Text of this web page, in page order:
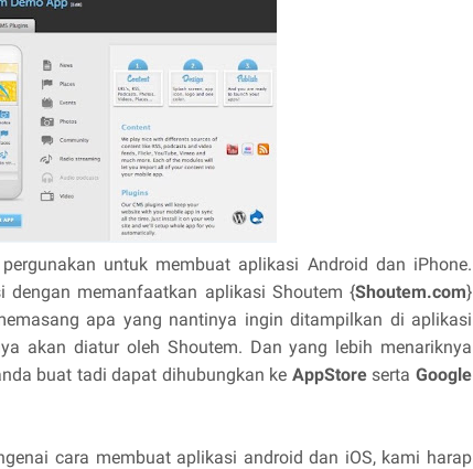
untuk membuat aplikasi Android dan iPhone.
memanfaatkan aplikasi Shoutem {Shoutem.com}
apa yang nantinya ingin ditampilkan di aplikasi
akan diatur oleh Shoutem. Dan yang lebih menariknya
buat tadi dapat dihubungkan ke AppStoresertaGoogle
cara membuat aplikasi android dan iOS, kami harap